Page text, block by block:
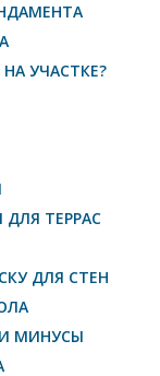
УЧАСТКЕ?
ТЕРРАС
ДЛЯ СТЕН
МИНУСЫ